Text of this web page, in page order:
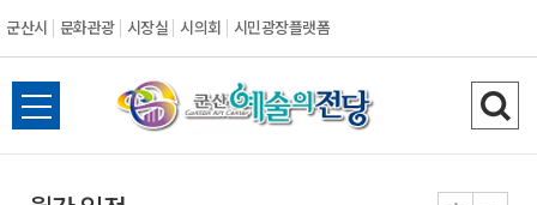
군산시 문화관광 시장실 시의회 시민광장플랫폼
군
산
전
체
검
색